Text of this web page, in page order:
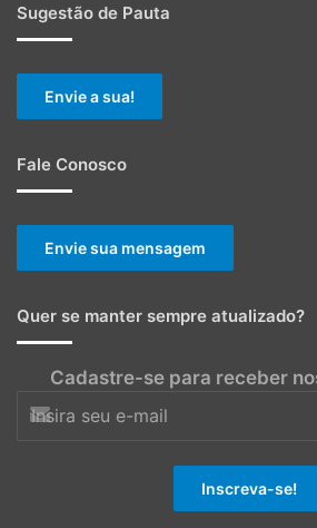
Sugestão de Pauta
Envie a sua!
Fale Conosco
Envie sua mensagem
Quer se manter sempre atualizado?
Cadastre-se para receber